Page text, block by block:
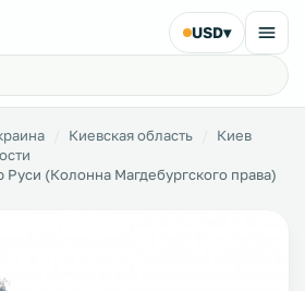
USD▾
Киевская область
Киев
(Колонна Магдебургского права)